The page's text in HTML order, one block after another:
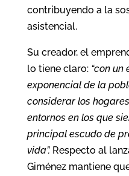
contribuyendo a la
asistencial.
Su creador, el
lo tiene claro: “con un
exponencial de la
considerar los
entornos en los que
principal escudo de
vida”.Respecto al
Giménez mantiene